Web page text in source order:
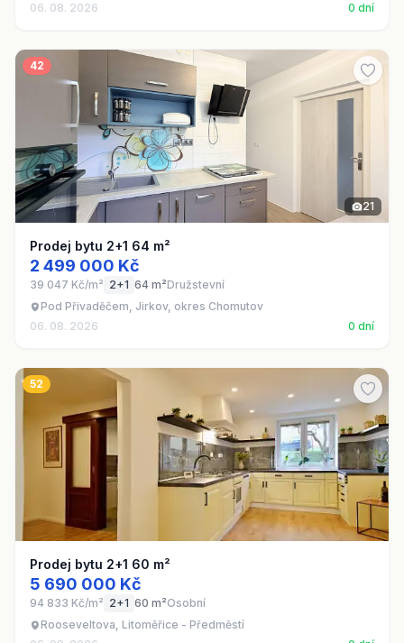
06. 08. 2026
0 dní
42
21
Prodej bytu 2+1 64 m²
2 499 000 Kč
39 047 Kč/m² 2+1 64 m²Družstevní
Pod Přivaděčem, Jirkov, okres Chomutov
06. 08. 2026
0 dní
52
Prodej bytu 2+1 60 m²
5 690 000 Kč
94 833 Kč/m² 2+1 60 m²Osobní
Rooseveltova, Litoměřice - Předměstí